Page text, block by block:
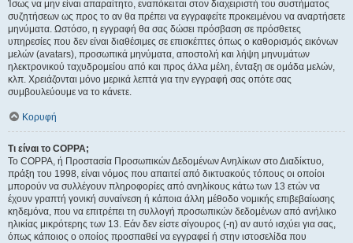
Ίσως να μην είναι απαραίτητο, εναπόκειται στον διαχειριστή του συστήματος
συζητήσεων ως προς το αν θα πρέπει να εγγραφείτε προκειμένου να αναρτήσετε
μηνύματα. Ωστόσο, η εγγραφή θα σας δώσει πρόσβαση σε πρόσθετες
υπηρεσίες που δεν είναι διαθέσιμες σε επισκέπτες όπως ο καθορισμός εικόνων
μελών (avatars), προσωπικά μηνύματα, αποστολή και λήψη μηνυμάτων
ηλεκτρονικού ταχυδρομείου από και προς άλλα μέλη, ένταξη σε ομάδα μελών,
κλπ. Χρειάζονται μόνο μερικά λεπτά για την εγγραφή σας οπότε σας
συμβουλεύουμε να το κάνετε.
Κορυφή
Τι είναι το COPPA;
Το COPPA, ή Προστασία Προσωπικών Δεδομένων Ανηλίκων στο Διαδίκτυο,
πράξη του 1998, είναι νόμος που απαιτεί από δικτυακούς τόπους οι οποίοι
μπορούν να συλλέγουν πληροφορίες από ανηλίκους κάτω των 13 ετών να
έχουν γραπτή γονική συναίνεση ή κάποια άλλη μέθοδο νομικής επιβεβαίωσης
κηδεμόνα, που να επιτρέπει τη συλλογή προσωπικών δεδομένων από ανήλικο
ηλικίας μικρότερης των 13. Εάν δεν είστε σίγουρος (-η) αν αυτό ισχύει για σας,
όπως κάποιος ο οποίος προσπαθεί να εγγραφεί ή στην ιστοσελίδα που